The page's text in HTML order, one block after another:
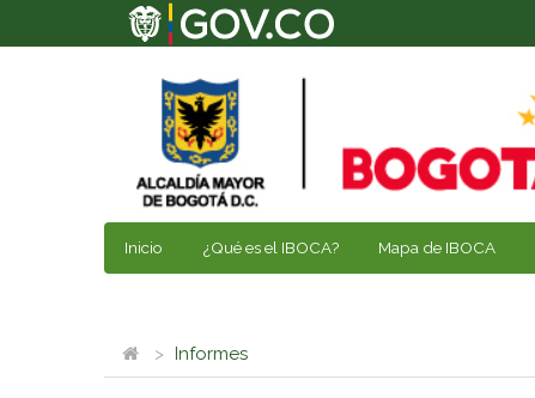
Inicio ¿Qué es el IBOCA? Mapa de IBOCA
Informes